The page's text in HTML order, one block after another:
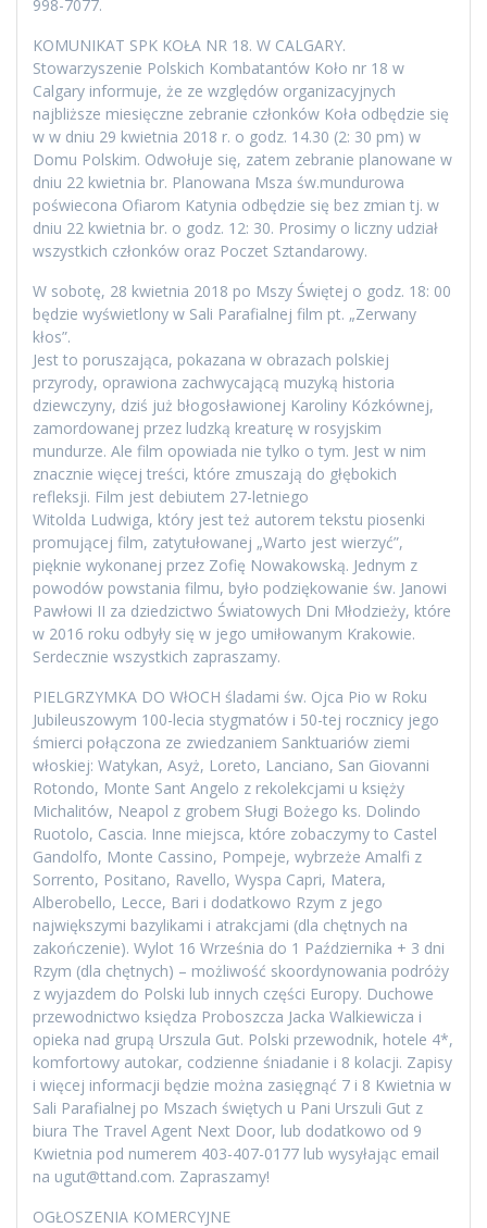
998-7077.
KOMUNIKAT SPK KOŁA NR 18. W CALGARY.
Stowarzyszenie Polskich Kombatantów Koło nr 18 w
Calgary informuje, że ze względów organizacyjnych
najbliższe miesięczne zebranie członków Koła odbędzie się
w w dniu 29 kwietnia 2018 r. o godz. 14.30 (2: 30 pm) w
Domu Polskim. Odwołuje się, zatem zebranie planowane w
dniu 22 kwietnia br. Planowana Msza św.mundurowa
poświecona Ofiarom Katynia odbędzie się bez zmian tj. w
dniu 22 kwietnia br. o godz. 12: 30. Prosimy o liczny udział
wszystkich członków oraz Poczet Sztandarowy.
W sobotę, 28 kwietnia 2018 po Mszy Świętej o godz. 18: 00
będzie wyświetlony w Sali Parafialnej film pt. „Zerwany
kłos”.
Jest to poruszająca, pokazana w obrazach polskiej
przyrody, oprawiona zachwycającą muzyką historia
dziewczyny, dziś już błogosławionej Karoliny Kózkównej,
zamordowanej przez ludzką kreaturę w rosyjskim
mundurze. Ale film opowiada nie tylko o tym. Jest w nim
znacznie więcej treści, które zmuszają do głębokich
refleksji. Film jest debiutem 27-letniego
Witolda Ludwiga, który jest też autorem tekstu piosenki
promującej film, zatytułowanej „Warto jest wierzyć”,
pięknie wykonanej przez Zofię Nowakowską. Jednym z
powodów powstania filmu, było podziękowanie św. Janowi
Pawłowi II za dziedzictwo Światowych Dni Młodzieży, które
w 2016 roku odbyły się w jego umiłowanym Krakowie.
Serdecznie wszystkich zapraszamy.
PIELGRZYMKA DO WłOCH śladami św. Ojca Pio w Roku
Jubileuszowym 100-lecia stygmatów i 50-tej rocznicy jego
śmierci połączona ze zwiedzaniem Sanktuariów ziemi
włoskiej: Watykan, Asyż, Loreto, Lanciano, San Giovanni
Rotondo, Monte Sant Angelo z rekolekcjami u księży
Michalitów, Neapol z grobem Sługi Bożego ks. Dolindo
Ruotolo, Cascia. Inne miejsca, które zobaczymy to Castel
Gandolfo, Monte Cassino, Pompeje, wybrzeże Amalfi z
Sorrento, Positano, Ravello, Wyspa Capri, Matera,
Alberobello, Lecce, Bari i dodatkowo Rzym z jego
największymi bazylikami i atrakcjami (dla chętnych na
zakończenie). Wylot 16 Września do 1 Października + 3 dni
Rzym (dla chętnych) – możliwość skoordynowania podróży
z wyjazdem do Polski lub innych części Europy. Duchowe
przewodnictwo księdza Proboszcza Jacka Walkiewicza i
opieka nad grupą Urszula Gut. Polski przewodnik, hotele 4*,
komfortowy autokar, codzienne śniadanie i 8 kolacji. Zapisy
i więcej informacji będzie można zasięgnąć 7 i 8 Kwietnia w
Sali Parafialnej po Mszach świętych u Pani Urszuli Gut z
biura The Travel Agent Next Door, lub dodatkowo od 9
Kwietnia pod numerem 403-407-0177 lub wysyłając email
na ugut@ttand.com. Zapraszamy!
OGŁOSZENIA KOMERCYJNE